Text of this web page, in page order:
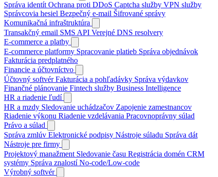
Správa identít Ochrana proti DDoS Captcha služby VPN služby
Správcovia hesiel Bezpečný e-mail Šifrované správy
Komunikačná infraštruktúra
Transakčný email SMS API Verejné DNS resolvery
E-commerce a platby
E-commerce platformy Spracovanie platieb Správa objednávok
Fakturácia predplatného
Financie a účtovníctvo
Účtovný softvérFakturácia a pohľadávky Správa výdavkov
Finančné plánovanie Fintech služby Business Intelligence
HR a riadenie ľudí
HR a mzdy Sledovanie uchádzačov Zapojenie zamestnancov
Riadenie výkonu Riadenie vzdelávania Pracovnoprávny súlad
Právo a súlad
Správa zmlúv Elektronické podpisy Nástroje súladu Správa dát
Nástroje pre firmy
Projektový manažment Sledovanie času Registrácia domén CRM
systémy Správa znalostíNo-code/Low-code
Výrobný softvér